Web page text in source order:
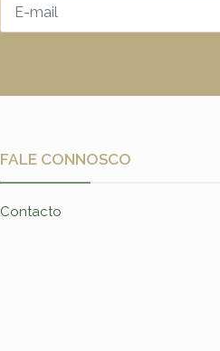
FALE CONNOSCO
Contacto